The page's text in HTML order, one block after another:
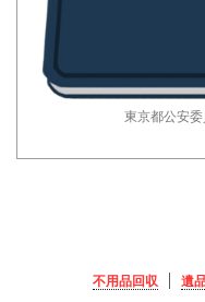
東京都公安
不用品回収 遺